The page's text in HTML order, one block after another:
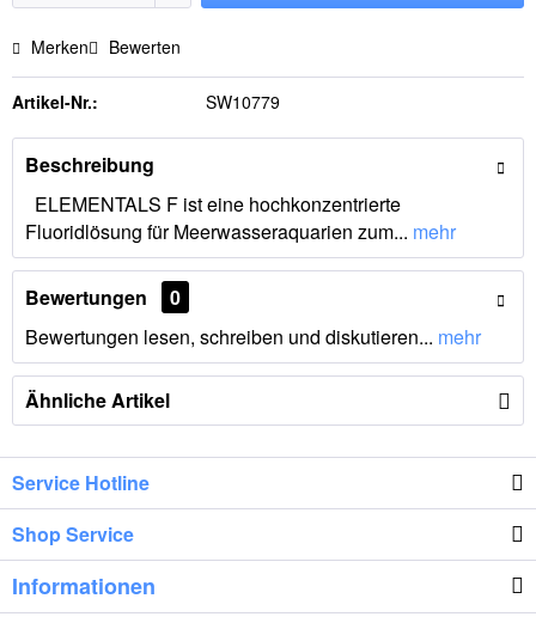
Merken Bewerten
Artikel-Nr.: SW10779
Beschreibung
ELEMENTALS F ist eine hochkonzentrierte
Fluoridlösung für Meerwasseraquarien zum... mehr
Bewertungen
0
Bewertungen lesen, schreiben und diskutieren... mehr
Ähnliche Artikel
Service Hotline
Shop Service
Informationen